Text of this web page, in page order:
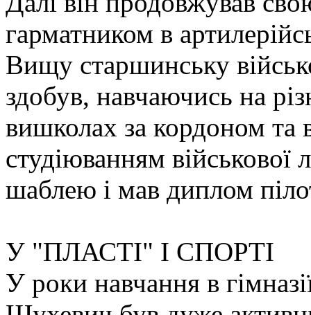
гарматником в
Вищу старшинську
здобув, навчаючись на
вишколах за кордоном та
студіюванням військової
шаблею і мав диплом
У "ПЛАСТІ" І СПОРТІ
У роки навчання в